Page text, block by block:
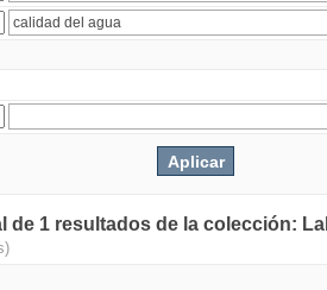
de 1 resultados de la colección: